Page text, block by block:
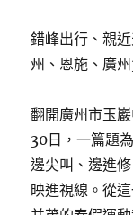
錯峰出行、親
州、恩施、廣
翻開廣州市玉
30日，一篇題
邊尖叫、邊進
映進視線。從